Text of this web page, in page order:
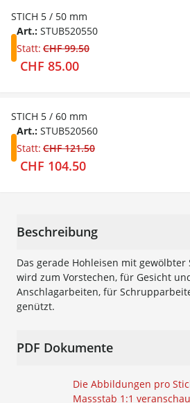
STICH 5 / 50 mm
Art.: STUB520550
Statt: CHF 99.50
CHF 85.00
STICH 5 / 60 mm
Art.: STUB520560
Statt: CHF 121.50
CHF 104.50
Beschreibung
Das gerade Hohleisen mit gewölbter
wird zum Vorstechen, für Gesicht
Anschlagarbeiten, für
genützt.
PDF Dokumente
Die Abbildungen pro
Massstab 1:1